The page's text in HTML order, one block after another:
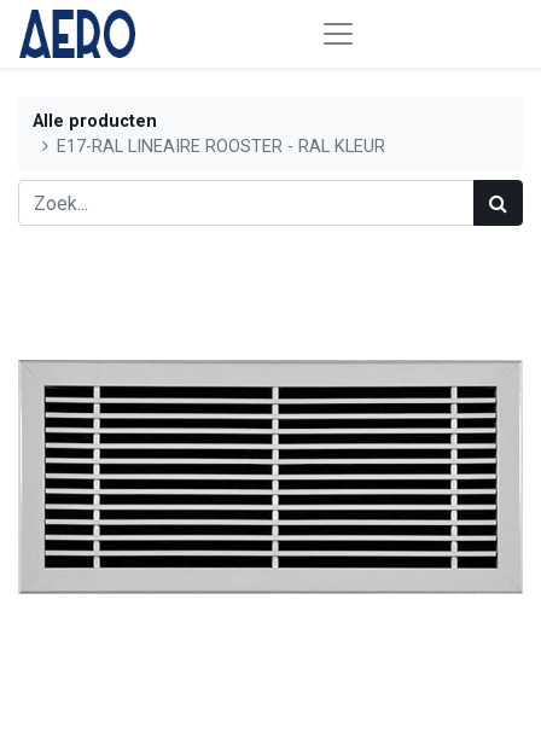
Alle producten
E17-RAL LINEAIRE ROOSTER - RAL KLEUR